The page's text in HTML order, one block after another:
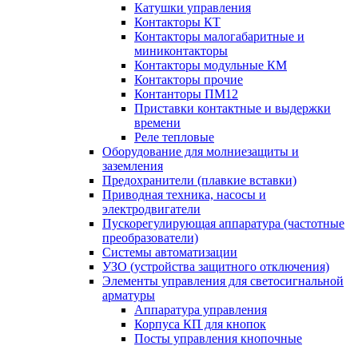
Катушки управления
Контакторы КТ
Контакторы малогабаритные и
миниконтакторы
Контакторы модульные КМ
Контакторы прочие
Контанторы ПМ12
Приставки контактные и выдержки
времени
Реле тепловые
Оборудование для молниезащиты и
заземления
Предохранители (плавкие вставки)
Приводная техника, насосы и
электродвигатели
Пускорегулирующая аппаратура (частотные
преобразователи)
Системы автоматизации
УЗО (устройства защитного отключения)
Элементы управления для светосигнальной
арматуры
Аппаратура управления
Корпуса КП для кнопок
Посты управления кнопочные